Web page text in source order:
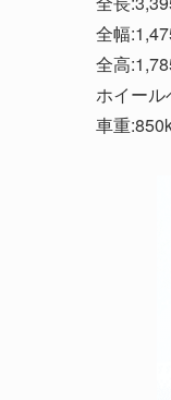
全幅
全高
ホイール
車重